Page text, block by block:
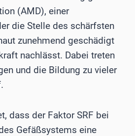
(AMD), einer
die Stelle des schärfsten
zunehmend geschädigt
nachlässt. Dabei treten
und die Bildung zu vieler
dass der Faktor SRF bei
Gefäßsystems eine